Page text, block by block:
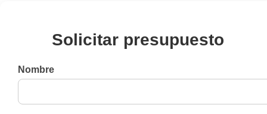
Solicitar presupuesto
Nombre